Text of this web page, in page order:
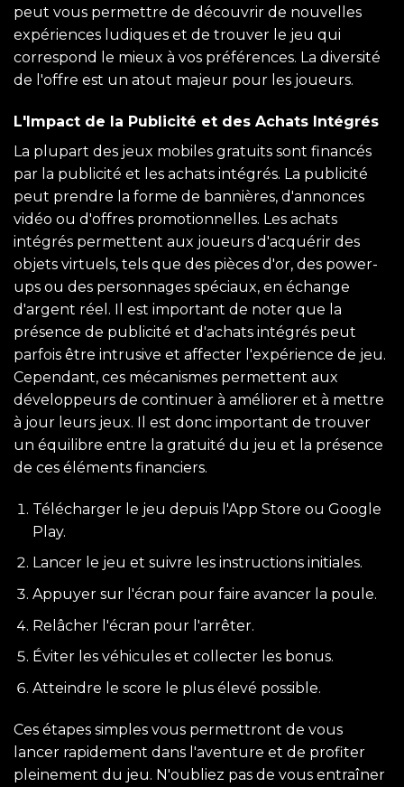
peut vous permettre de découvrir de nouvelles
expériences ludiques et de trouver le jeu qui
correspond le mieux à vos préférences. La diversité
de l'offre est un atout majeur pour les joueurs.
L'Impact de la Publicité et des Achats Intégrés
La plupart des jeux mobiles gratuits sont financés
par la publicité et les achats intégrés. La publicité
peut prendre la forme de bannières, d'annonces
vidéo ou d'offres promotionnelles. Les achats
intégrés permettent aux joueurs d'acquérir des
objets virtuels, tels que des pièces d'or, des power-
ups ou des personnages spéciaux, en échange
d'argent réel. Il est important de noter que la
présence de publicité et d'achats intégrés peut
parfois être intrusive et affecter l'expérience de jeu.
Cependant, ces mécanismes permettent aux
développeurs de continuer à améliorer et à mettre
à jour leurs jeux. Il est donc important de trouver
un équilibre entre la gratuité du jeu et la présence
de ces éléments financiers.
Télécharger le jeu depuis l'App Store ou Google
Play.
Lancer le jeu et suivre les instructions initiales.
Appuyer sur l'écran pour faire avancer la poule.
Relâcher l'écran pour l'arrêter.
Éviter les véhicules et collecter les bonus.
Atteindre le score le plus élevé possible.
Ces étapes simples vous permettront de vous
lancer rapidement dans l'aventure et de profiter
pleinement du jeu. N'oubliez pas de vous entraîner